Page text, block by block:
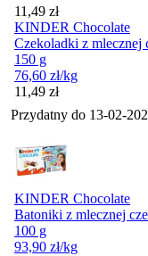
Cena
11,49 zł
KINDER Chocolate
Czekoladki z mlecznej
150 g
76,60 zł/kg
Cena
11,49 zł
Przydatny do 13-02-
KINDER Chocolate
Batoniki z mlecznej
100 g
93,90 zł/kg